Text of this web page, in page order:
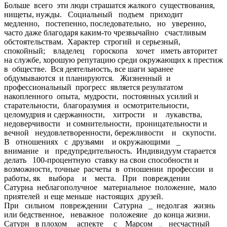
Больше всего эти люди страшатся жалкого существования,
нищеты, нужды. Социальный подъем приходит
медленно, постепенно, последовательно, но уверенно,
часто даже благодаря каким-то чрезвычайно счастливым
обстоятельствам. Характер строгий и серьезный,
спокойный; владелец гороскопа хочет иметь авторитет
на службе, хорошую репутацию среди окружающих к престиж
в обществе. Вся деятельность, все шаги заранее
обдумываются и планируются. Жизненный и
профессиональный прогресс является результатом
накопленного опыта, мудрости, постоянных усилий и
старательности, благоразумия и осмотрительности,
целомудрия и сдержанности, хитрости и лукавства,
недоверчивости и сомнительности, проницательности и
вечной неудовлетворенности, бережливости и скупости.
В отношениях с друзьями и окружающими _
внимание и предупредительность. Индивидуум старается
делать 100-процентную ставку на свои способности и
возможности, точные расчеты в отношении профессии и
работы, як выбора и места. При повреждении
Сатурна неблагополучное материальное положение, мало
приятелей и еще меньше настоящих друзей.
При сильном повреждении Сатурна _ недолгая жизнь
или бедственное, неважное положеяие до конца жизни.
Сатурн в плохом аспекте с Марсом _ несчастный